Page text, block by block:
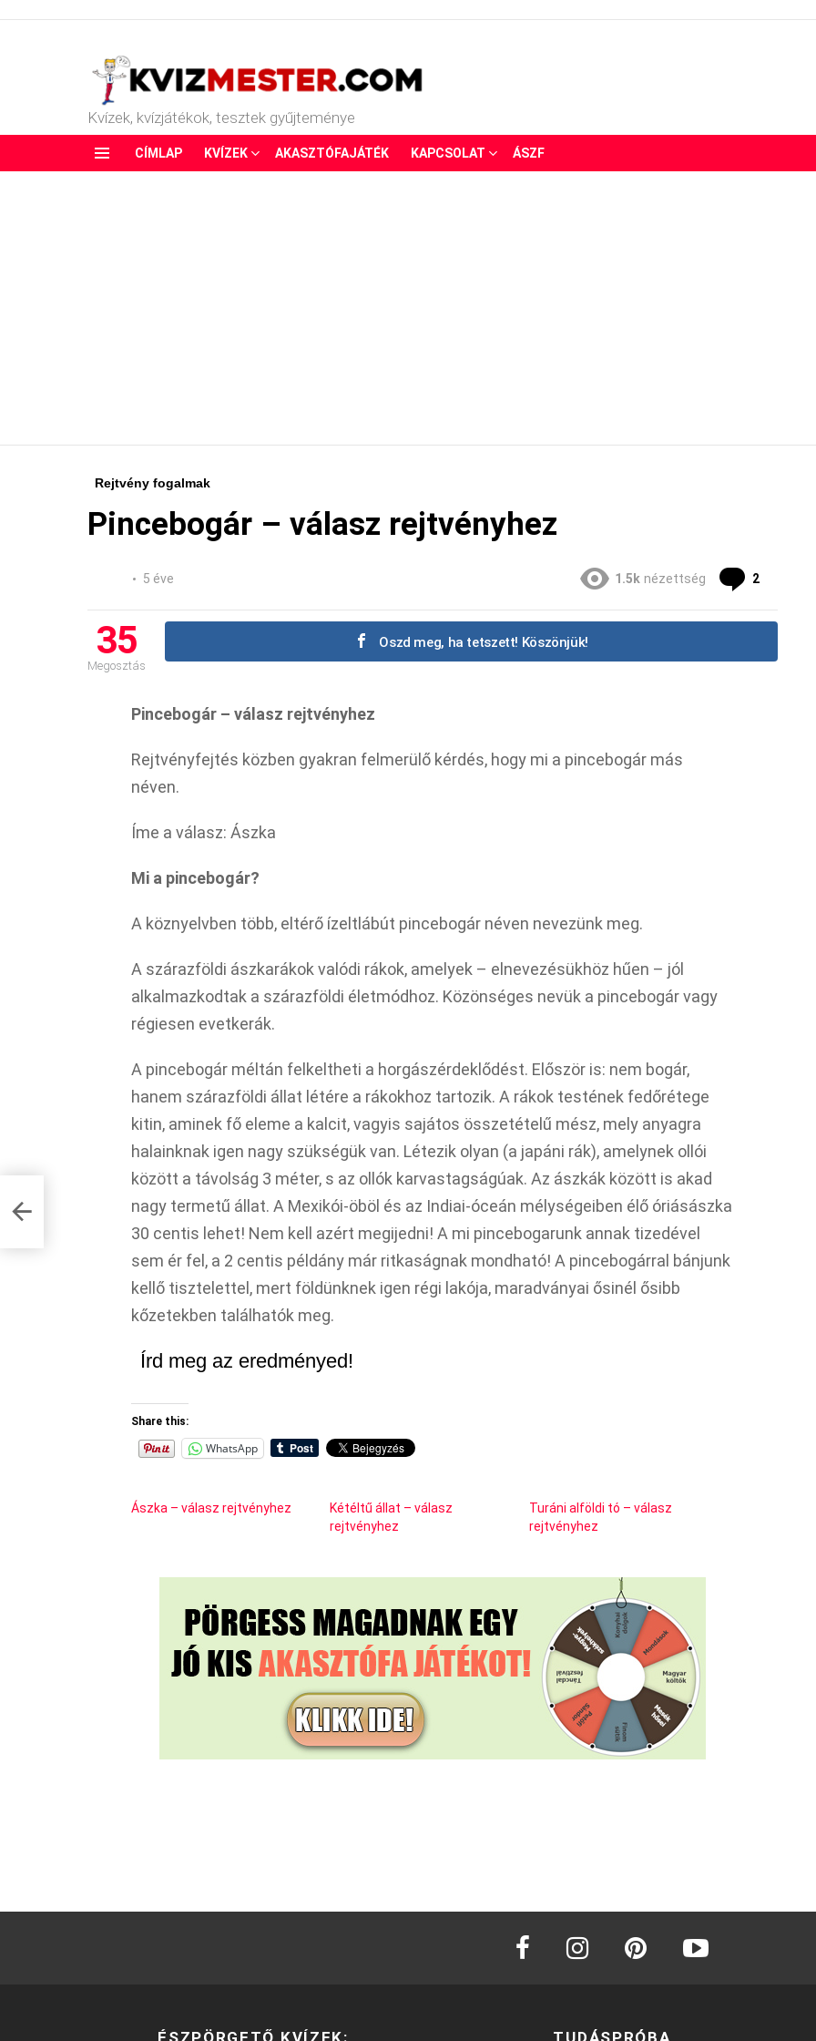
Kvízek, kvízjátékok, tesztek gyűjteménye
CÍMLAP KVÍZEK AKASZTÓFAJÁTÉK KAPCSOLAT ÁSZF
Rejtvény fogalmak
Pincebogár – válasz rejtvényhez
5 éve 1.5k nézettség 2
35
Megosztás
Oszd meg, ha tetszett! Köszönjük!
Pincebogár – válasz rejtvényhez
Rejtvényfejtés közben gyakran felmerülő kérdés, hogy mi a pincebogár más
néven.
Íme a válasz: Ászka
Mi a pincebogár?
A köznyelvben több, eltérő ízeltlábút pincebogár néven nevezünk meg.
A szárazföldi ászkarákok valódi rákok, amelyek – elnevezésükhöz hűen – jól
alkalmazkodtak a szárazföldi életmódhoz. Közönséges nevük a pincebogár vagy
régiesen evetkerák.
A pincebogár méltán felkeltheti a horgászérdeklődést. Először is: nem bogár,
hanem szárazföldi állat létére a rákokhoz tartozik. A rákok testének fedőrétege
kitin, aminek fő eleme a kalcit, vagyis sajátos összetételű mész, mely anyagra
halainknak igen nagy szükségük van. Létezik olyan (a japáni rák), amelynek ollói
között a távolság 3 méter, s az ollók karvastagságúak. Az ászkák között is akad
nagy termetű állat. A Mexikói-öböl és az Indiai-óceán mélységeiben élő óriásászka
30 centis lehet! Nem kell azért megijedni! A mi pincebogarunk annak tizedével
sem ér fel, a 2 centis példány már ritkaságnak mondható! A pincebogárral bánjunk
kellő tisztelettel, mert földünknek igen régi lakója, maradványai ősinél ősibb
kőzetekben találhatók meg.
Írd meg az eredményed!
Share this:
WhatsApp
Ászka – válasz rejtvényhez
Kétéltű állat – válasz
rejtvényhez
Turáni alföldi tó – válasz
rejtvényhez
facebook instagram
ÉSZPÖRGETŐ KVÍZEK: TUDÁSPRÓBA